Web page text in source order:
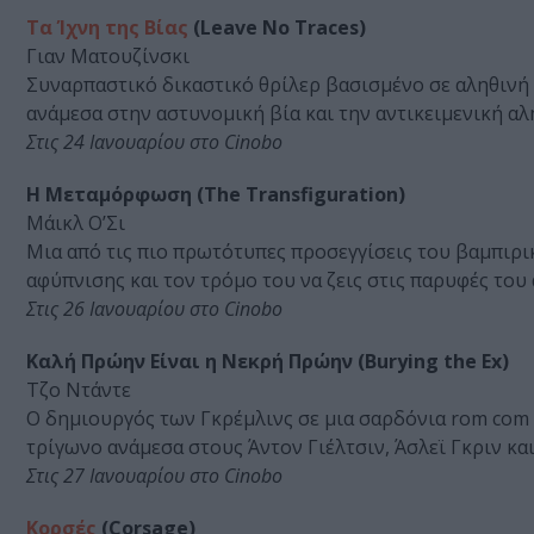
Τα Ίχνη της Βίας (Leave No Traces)
Γιαν Ματουζίνσκι
Συναρπαστικό δικαστικό θρίλερ βασισμένο σε
ανάμεσα στην αστυνομική βία και την αντικειμενική
Στις 24 Ιανουαρίου στο Cinobo
Η Μεταμόρφωση (The Transfiguration)
Μάικλ Ο’Σι
Μια από τις πιο πρωτότυπες προσεγγίσεις του
αφύπνισης και τον τρόμο του να ζεις στις παρυφές του
Στις 26 Ιανουαρίου στο Cinobo
Καλή Πρώην Είναι η Νεκρή Πρώην (Burying the Ex)
Τζο Ντάντε
Ο δημιουργός των Γκρέμλινς σε μια σαρδόνια rom
τρίγωνο ανάμεσα στους Άντον Γιέλτσιν, Άσλεϊ Γκριν
Στις 27 Ιανουαρίου στο Cinobo
Κορσές (Corsage)